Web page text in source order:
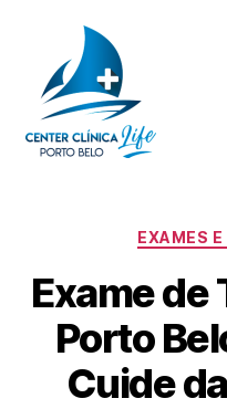
EXAMES
Exame
Porto
Cuide